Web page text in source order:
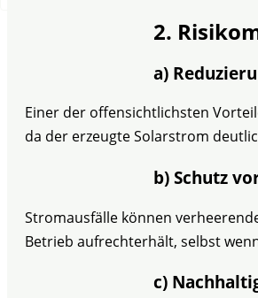
2.
a)
Einer der offensichtlichsten
da der erzeugte Solarstrom
b) Schutz
Stromausfälle können
Betrieb aufrechterhält, selbst
c)